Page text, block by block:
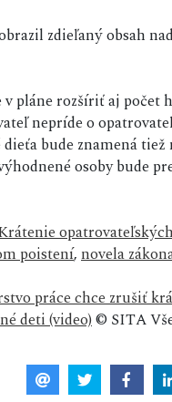
zdieľaný obsah
pláne rozšíriť aj počet
nepríde o
bude znamená
osoby bude
poistení,novela
práce chce zrušiť
deti (video)© SITA